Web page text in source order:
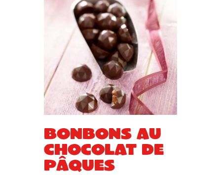
Bonbons au
chocolat de
pâques